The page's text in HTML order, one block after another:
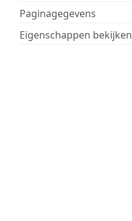
Paginagegevens
Eigenschappen bekijken